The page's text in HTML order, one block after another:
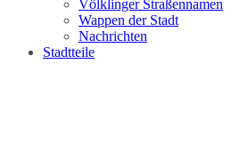
Völklinger Straßennamen
Wappen der Stadt
Nachrichten
Stadtteile